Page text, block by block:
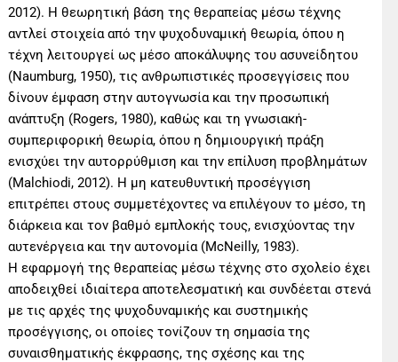
2012). Η θεωρητική βάση της θεραπείας μέσω τέχνης
αντλεί στοιχεία από την ψυχοδυναμική θεωρία, όπου η
τέχνη λειτουργεί ως μέσο αποκάλυψης του ασυνείδητου
(Naumburg, 1950), τις ανθρωπιστικές προσεγγίσεις που
δίνουν έμφαση στην αυτογνωσία και την προσωπική
ανάπτυξη (Rogers, 1980), καθώς και τη γνωσιακή-
συμπεριφορική θεωρία, όπου η δημιουργική πράξη
ενισχύει την αυτορρύθμιση και την επίλυση προβλημάτων
(Malchiodi, 2012). Η μη κατευθυντική προσέγγιση
επιτρέπει στους συμμετέχοντες να επιλέγουν το μέσο, τη
διάρκεια και τον βαθμό εμπλοκής τους, ενισχύοντας την
αυτενέργεια και την αυτονομία (McNeilly, 1983).
Η εφαρμογή της θεραπείας μέσω τέχνης στο σχολείο έχει
αποδειχθεί ιδιαίτερα αποτελεσματική και συνδέεται στενά
με τις αρχές της ψυχοδυναμικής και συστημικής
προσέγγισης, οι οποίες τονίζουν τη σημασία της
συναισθηματικής έκφρασης, της σχέσης και της